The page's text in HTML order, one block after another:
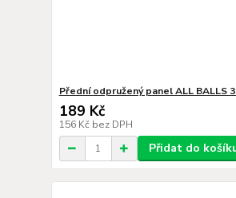
Přední odpružený panel ALL BALLS
189 Kč
156 Kč bez DPH
Přidat do